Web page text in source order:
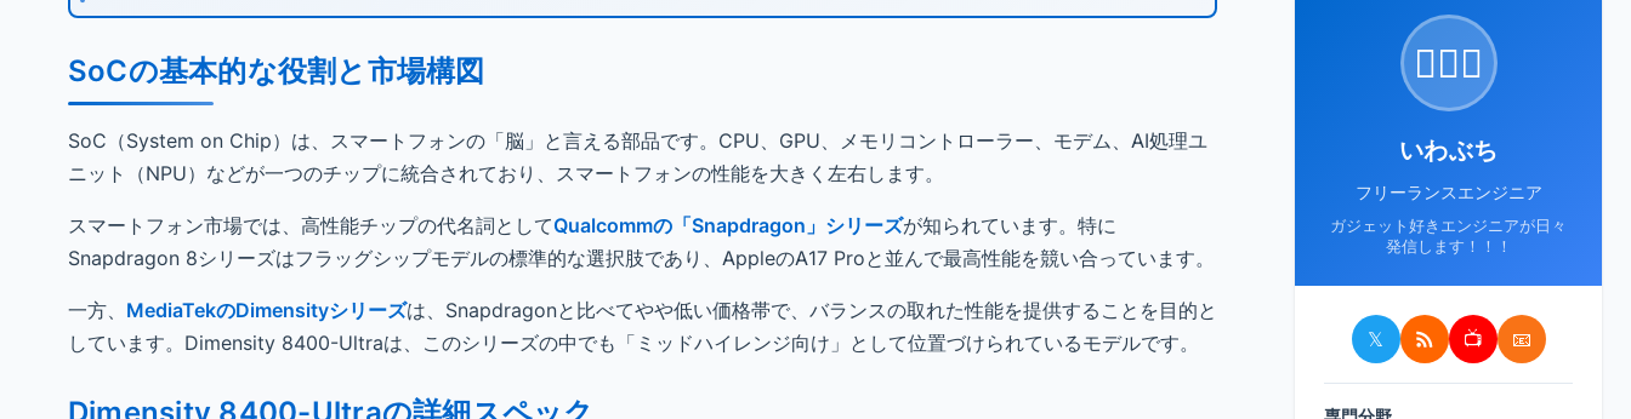
SoCの基本的な役割と市場構図
SoC（System on Chip）は、スマートフォンの「脳」と言える部品です。CPU、GPU、メモリコントローラー、モデム、AI処理ユ
ニット（NPU）などが一つのチップに統合されており、スマートフォンの性能を大きく左右します。
スマートフォン市場では、高性能チップの代名詞としてQualcommの「Snapdragon」シリーズが知られています。特に
Snapdragon 8シリーズはフラッグシップモデルの標準的な選択肢であり、AppleのA17 Proと並んで最高性能を競い合っています。
一方、 MediaTekのDimensityシリーズは、Snapdragonと比べてやや低い価格帯で、バランスの取れた性能を提供することを目的と
しています。Dimensity 8400-Ultraは、このシリーズの中でも「ミッドハイレンジ向け」として位置づけられているモデルです。
🙋🏻‍♂️
いわぶち
フリーランスエンジニア
ガジェット好きエンジニアが日々
発信します！！！
𝕏 📺 📧